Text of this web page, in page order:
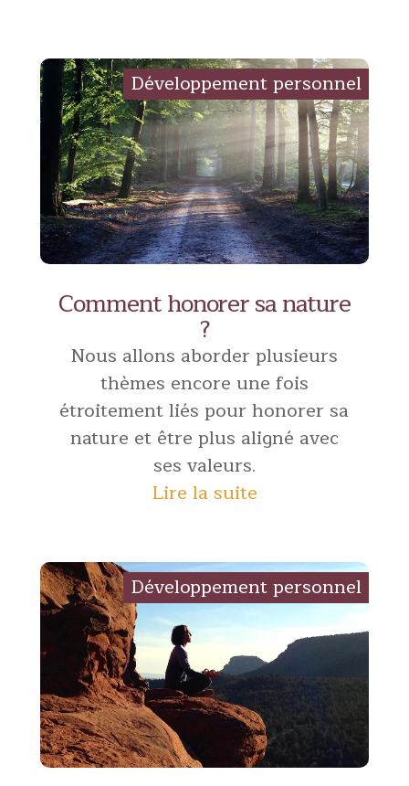
Comment honorer sa nature
?
Nous allons aborder plusieurs
thèmes encore une fois
étroitement liés pour honorer sa
nature et être plus aligné avec
ses valeurs.
Lire la suite